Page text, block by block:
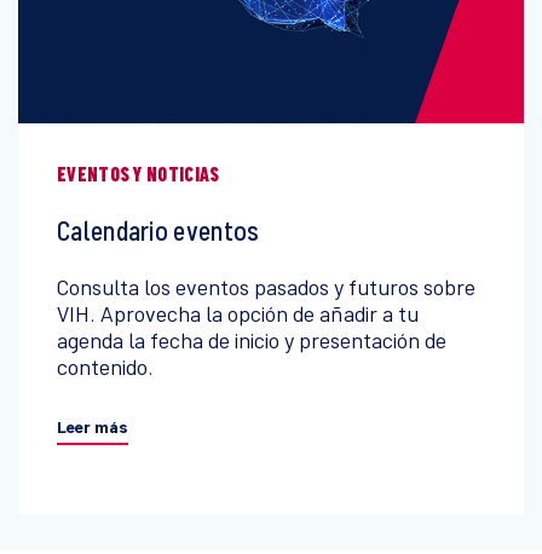
EVENTOS Y NOTICIAS
Calendario eventos
Consulta los eventos pasados y futuros sobre
VIH. Aprovecha la opción de añadir a tu
agenda la fecha de inicio y presentación de
contenido.
Leer más